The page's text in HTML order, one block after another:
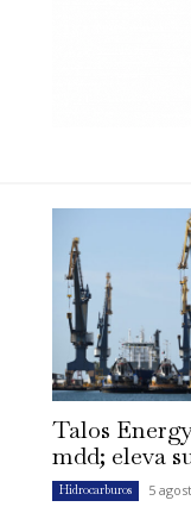
Talos
mdd; eleva
Hidrocarburos 5